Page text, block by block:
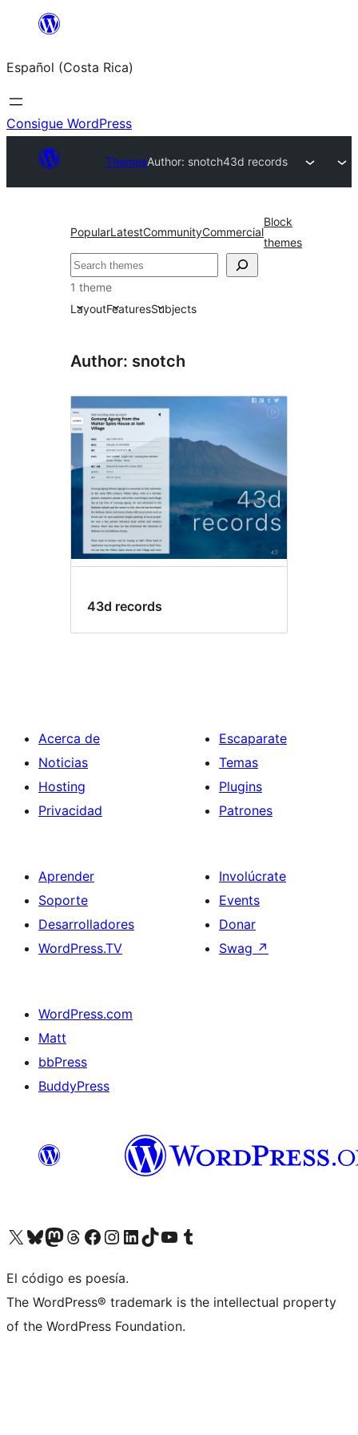
Saltar
contenido
Español (Costa Rica)
Consigue WordPress
ThemesAuthor: snotch43d records
PopularLatestCommunityCommercial
Block
themes
Buscar
1 theme
LayoutFeaturesSubjects
Author: snotch
43d records
Acerca de
Noticias
Hosting
Privacidad
Escaparate
Temas
Plugins
Patrones
Aprender
Soporte
Desarrolladores
WordPress.TV
Involúcrate
Events
Donar
Swag ↗
WordPress.com
Matt
bbPress
BuddyPress
Visit our X (formerly Twitter) account
Visit our Bluesky account
Visita nuestra cuenta de Twitter
Visit our Threads account
Visita nuestra página de Facebook
Visite nuestra cuenta de Instagram
Visit our LinkedIn account
Visit our TikTok account
Visit our YouTube channel
Visit our Tumblr account
El código es poesía.
The WordPress® trademark is the intellectual property
of the WordPress Foundation.